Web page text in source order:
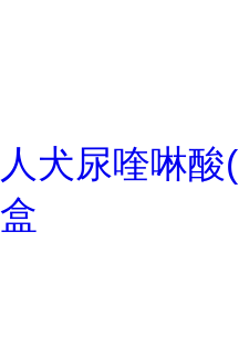
人犬尿喹啉
盒